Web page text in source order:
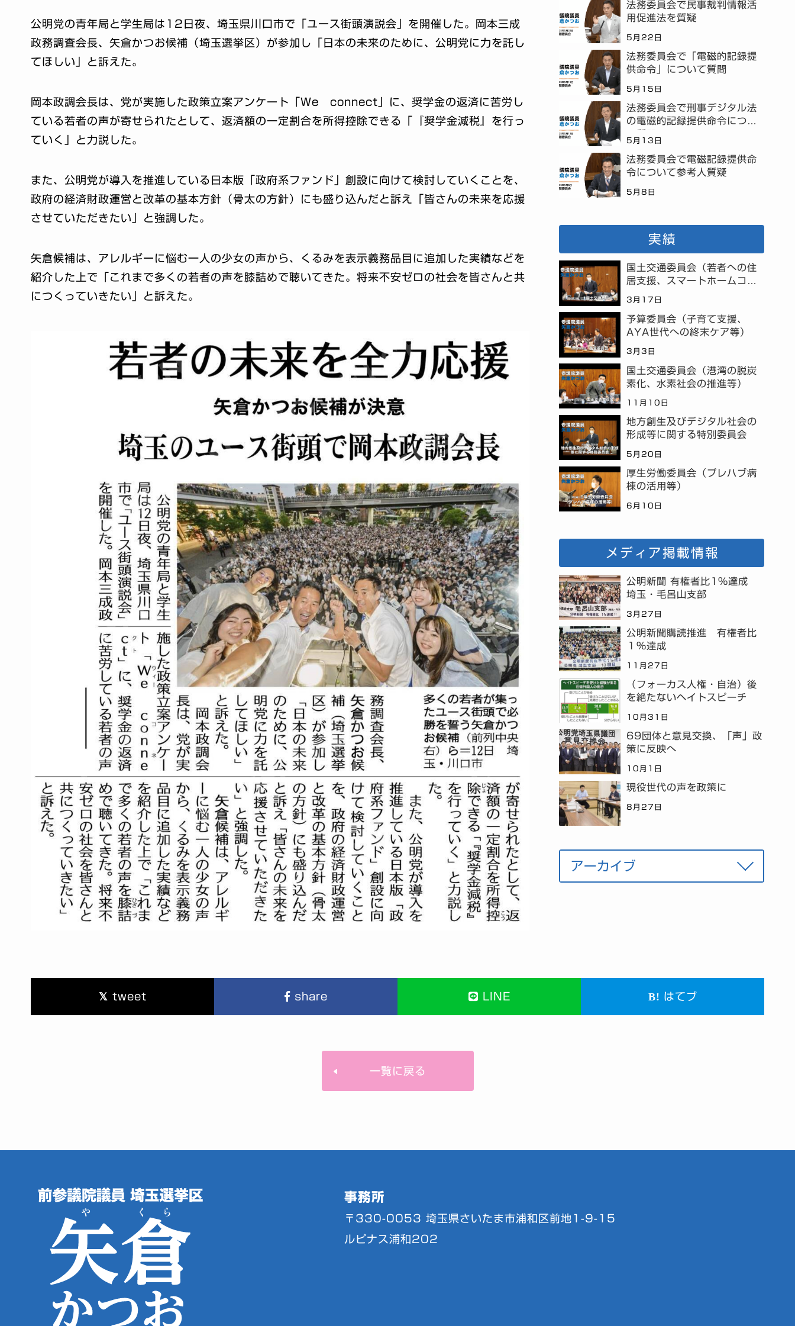
公明党の青年局と学生局は12日夜、埼玉県川口市で「ユース街頭演説会」を開催した。岡本三成
政務調査会長、矢倉かつお候補（埼玉選挙区）が参加し「日本の未来のために、公明党に力を託し
てほしい」と訴えた。
岡本政調会長は、党が実施した政策立案アンケート「We connect」に、奨学金の返済に苦労し
ている若者の声が寄せられたとして、返済額の一定割合を所得控除できる「『奨学金減税』を行っ
ていく」と力説した。
また、公明党が導入を推進している日本版「政府系ファンド」創設に向けて検討していくことを、
政府の経済財政運営と改革の基本方針（骨太の方針）にも盛り込んだと訴え「皆さんの未来を応援
させていただきたい」と強調した。
矢倉候補は、アレルギーに悩む一人の少女の声から、くるみを表示義務品目に追加した実績などを
紹介した上で「これまで多くの若者の声を膝詰めで聴いてきた。将来不安ゼロの社会を皆さんと共
につくっていきたい」と訴えた。
法務委員会で民事裁判情報活
用促進法を質疑
5月22日
法務委員会で「電磁的記録提
供命令」について質問
5月15日
法務委員会で刑事デジタル法
の電磁的記録提供命令につい
5月13日
法務委員会で電磁記録提供命
令について参考人質疑
5月8日
実績
国土交通委員会（若者への住
居支援、スマートホームコミ
3月17日
予算委員会（子育て支援、
AYA世代への終末ケア等）
3月3日
国土交通委員会（港湾の脱炭
素化、水素社会の推進等）
11月10日
地方創生及びデジタル社会の
形成等に関する特別委員会
5月20日
厚生労働委員会（プレハブ病
棟の活用等）
6月10日
メディア掲載情報
公明新聞 有権者比1%達成
埼玉・毛呂山支部
3月27日
公明新聞購読推進 有権者比
１％達成
11月27日
（フォーカス人権・自治）後
を絶たないヘイトスピーチ
10月31日
69団体と意見交換、「声」政
策に反映へ
10月1日
現役世代の声を政策に
8月27日
tweet share LINE はてブ
一覧に戻る
事務所
〒330-0053埼玉県さいたま市浦和区前地1-9-15
ルピナス浦和202